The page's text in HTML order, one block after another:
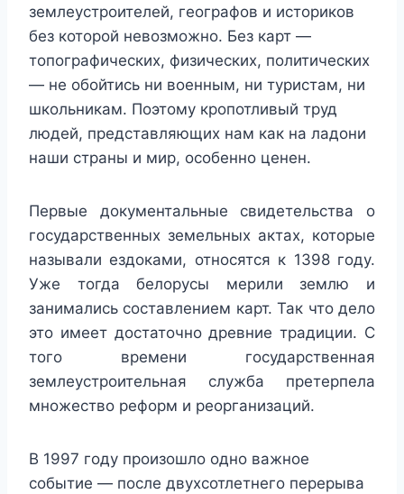
землеустроителей, географов и историков
без которой невозможно. Без карт —
топографических, физических, политических
— не обойтись ни военным, ни туристам, ни
школьникам. Поэтому кропотливый труд
людей, представляющих нам как на ладони
наши страны и мир, особенно ценен.
Первые документальные свидетельства о
государственных земельных актах, которые
называли ездоками, относятся к 1398 году.
Уже тогда белорусы мерили землю и
занимались составлением карт. Так что дело
это имеет достаточно древние традиции. С
того времени государственная
землеустроительная служба претерпела
множество реформ и реорганизаций.
В 1997 году произошло одно важное
событие — после двухсотлетнего перерыва